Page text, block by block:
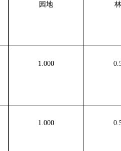
园地
1.000
1.000